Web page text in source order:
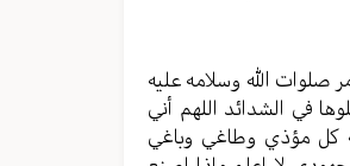
صلوات الله وسلامه عليه
في الشدائد اللهم أني
كل مؤذي وطاغي وباغي